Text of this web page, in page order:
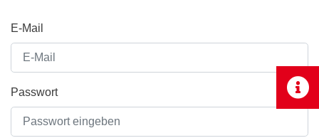
E-Mail
Passwort